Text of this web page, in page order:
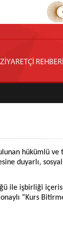
ZİYARETÇİ REHBERİ
hükümlü ve
duyarlı,
ile işbirliği
“Kurs